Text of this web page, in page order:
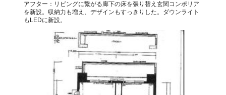
アフター：リビングに繋がる廊下の床を張り替え玄関コンポリア
を新設。収納力も増え、デザインもすっきりした。ダウンライト
もLEDに新設。